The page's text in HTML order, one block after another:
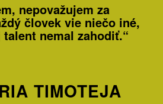
nepovažujem za
človek vie niečo iné,
nemal zahodiť.“
TIMOTEJA